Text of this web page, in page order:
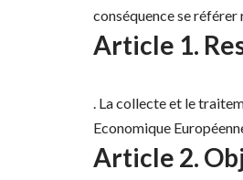
conséquence se
Article 1.
. La collecte et le
Economique
Article 2.